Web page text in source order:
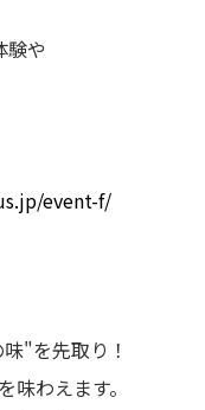
験や
event-f/
"を先取り！
わえます。